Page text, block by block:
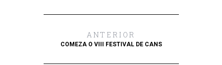
ANTERIOR
COMEZA O VIII FESTIVAL DE CANS